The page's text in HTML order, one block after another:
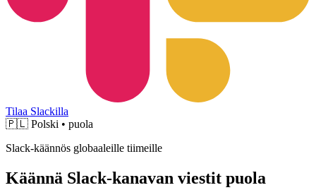
Tilaa Slackilla
🇵🇱 Polski • puola
Slack-käännös globaaleille tiimeille
Käännä Slack-kanavan viestit puola